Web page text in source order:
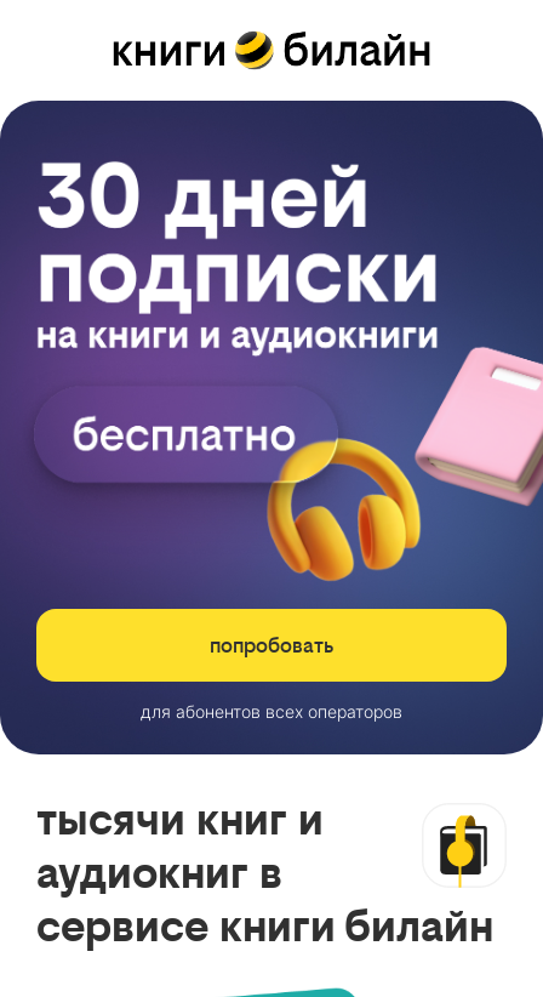
попробовать
для абонентов всех операторов
тысячи книг и
аудиокниг в
сервисе книги билайн